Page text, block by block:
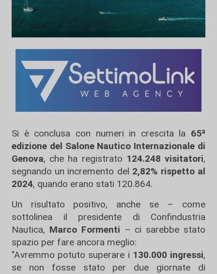
Si è conclusa con numeri in crescita la 65ª
edizione del Salone Nautico Internazionale di
Genova, che ha registrato 124.248 visitatori,
segnando un incremento del 2,82% rispetto al
2024, quando erano stati 120.864.
Un risultato positivo, anche se – come
sottolinea il presidente di Confindustria
Nautica, Marco Formenti – ci sarebbe stato
spazio per fare ancora meglio:
"Avremmo potuto superare i 130.000 ingressi,
se non fosse stato per due giornate di